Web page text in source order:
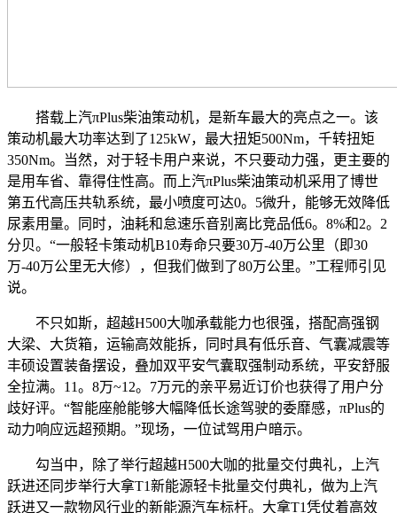
搭载上汽πPlus柴油策动机，是新车最大的亮点之一。该
策动机最大功率达到了125kW，最大扭矩500Nm，千转扭矩
350Nm。当然，对于轻卡用户来说，不只要动力强，更主要的
是用车省、靠得住性高。而上汽πPlus柴油策动机采用了博世
第五代高压共轨系统，最小喷度可达0。5微升，能够无效降低
尿素用量。同时，油耗和怠速乐音别离比竞品低6。8%和2。2
分贝。“一般轻卡策动机B10寿命只要30万-40万公里（即30
万-40万公里无大修），但我们做到了80万公里。”工程师引见
说。
不只如斯，超越H500大咖承载能力也很强，搭配高强钢
大梁、大货箱，运输高效能拆，同时具有低乐音、气囊减震等
丰硕设置装备摆设，叠加双平安气囊取强制动系统，平安舒服
全拉满。11。8万~12。7万元的亲平易近订价也获得了用户分
歧好评。“智能座舱能够大幅降低长途驾驶的委靡感，πPlus的
动力响应远超预期。”现场，一位试驾用户暗示。
勾当中，除了举行超越H500大咖的批量交付典礼，上汽
跃进还同步举行大拿T1新能源轻卡批量交付典礼，做为上汽
跃进又一款物风行业的新能源汽车标杆。大拿T1凭仗着高效